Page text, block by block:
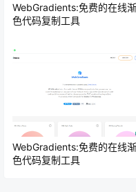
WebGradients:免费的在线
色代码复制工具
WebGradients:免费的在线
色代码复制工具